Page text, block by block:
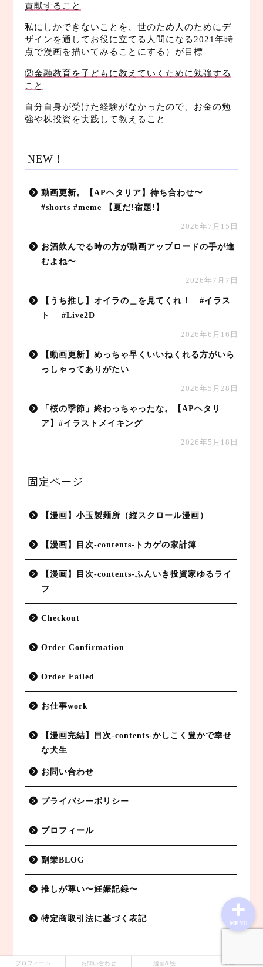
貢献すること
私にしかできないことを、世のため人のためにデ
ザインを通してお役に立てる人間になる2021年時
点で漫画を描いてみることにする）が目標
②金融教育を子どもに教えていくために勉強する
こと
自分自身が受けた経験がなかったので、お金の勉
強や株投資を実践して教えること
NEW！
動画更新。【APヘタリア】待ち合わせ〜
#shorts #meme 【夏だ!宿題!】
2026年7月15日
お酒飲んでる時の方が動画アップロードの手が進
むよね〜
2026年7月7日
【うち推し】オイラの＿を見てくれ！ #イラス
ト #Live2D
2026年6月16日
【動画更新】めっちゃ早くいいねくれる方がいら
っしゃってありがたい
2026年5月28日
「桜の季節」終わっちゃったな。【APヘタリ
ア】#イラストメイキング
2026年5月18日
固定ページ
【漫画】小玉製麺所（縦スクロール漫画）
【漫画】目次-contents-トカゲの家計簿
【漫画】目次-contents-ふんいき投資家ゆるライ
フ
Checkout
Order Confirmation
Order Failed
お仕事work
【漫画完結】目次-contents-かしこく豊かで幸せ
な犬生
お問い合わせ
プライバシーポリシー
プロフィール
副業BLOG
推しが尊い〜妊娠記録〜
特定商取引法に基づく表記
プロフィール お問い合わせ 漫画&絵
MENU
特定商取引法に基づく表記